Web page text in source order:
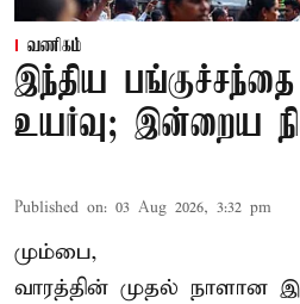
வணிகம்
இந்திய பங்குச்சந்தை
உயர்வு; இன்றைய
Published on: 03 Aug 2026, 3:32 pm
மும்பை,
வாரத்தின் முதல் நாளான